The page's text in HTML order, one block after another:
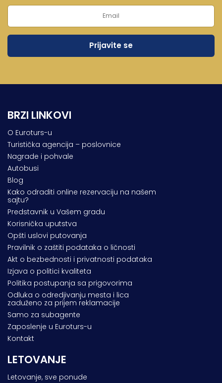
BRZI LINKOVI
O Euroturs-u
Turistička agencija – poslovnice
Nagrade i pohvale
Autobusi
Blog
Kako odraditi online rezervaciju na našem
sajtu?
Predstavnik u Vašem gradu
Korisnička uputstva
Opšti uslovi putovanja
Pravilnik o zaštiti podataka o ličnosti
Akt o bezbednosti i privatnosti podataka
Izjava o politici kvaliteta
Politika postupanja sa prigovorima
Odluka o odredjivanju mesta i lica
zaduženo za prijem reklamacije
Samo za subagente
Zaposlenje u Euroturs-u
Kontakt
LETOVANJE
Letovanje, sve ponude